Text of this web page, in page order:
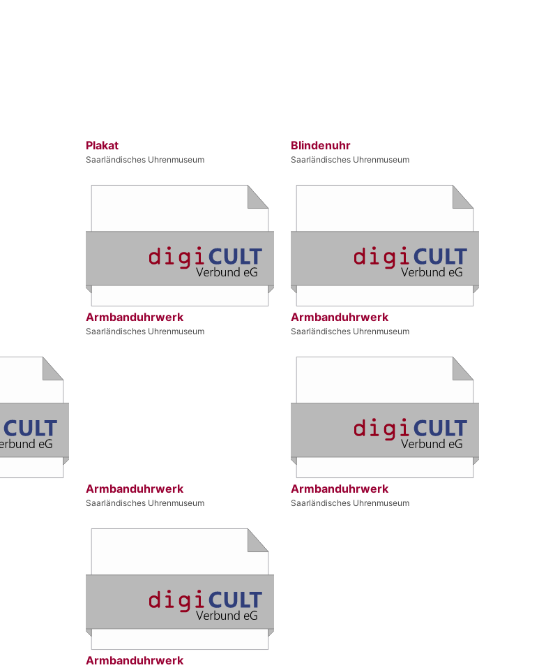
Plakat
Saarländisches Uhrenmuseum
Blindenuhr
Saarländisches Uhrenmuseum
Armbanduhrwerk
Saarländisches Uhrenmuseum
Armbanduhrwerk
Saarländisches Uhrenmuseum
Armbanduhrwerk
Saarländisches Uhrenmuseum
Armbanduhrwerk
Saarländisches Uhrenmuseum
Armbanduhrwerk